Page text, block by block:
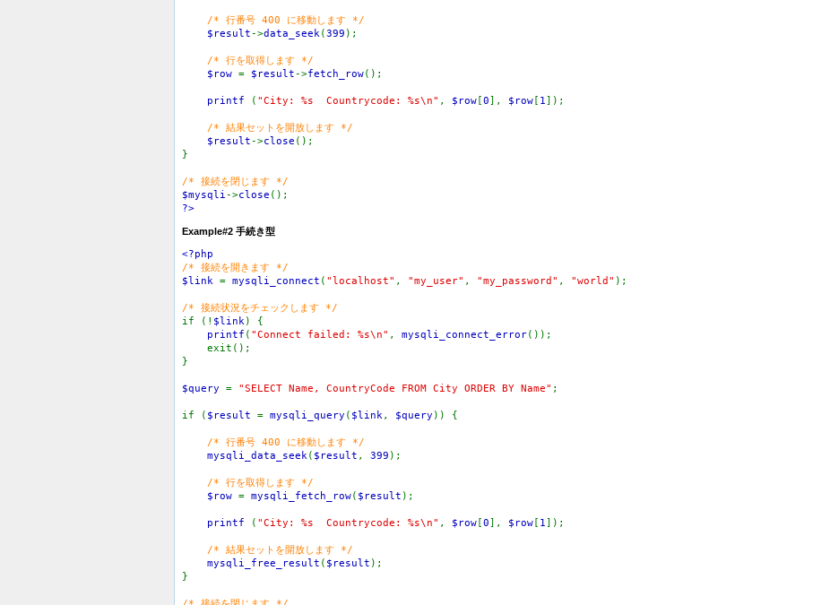
/* 行番号 400 に移動します */
$result->data_seek(399 );
/* 行を取得します */
$row = $result->fetch_row();
printf ( "City: %s Countrycode: %s\n" , $row [0], $row [ 1]);
/* 結果セットを開放します */
$result->close ();
}
/* 接続を閉じます */
$mysqli->close ();
?>
Example#2 手続き型
<?php
/* 接続を開きます */
$link = mysqli_connect ( "localhost" , "my_user" , "my_password" , "world" );
/* 接続状況をチェックします */
if (! $link) {
printf ( "Connect failed: %s\n" , mysqli_connect_error());
exit();
}
$query = "SELECT Name, CountryCode FROM City ORDER BY Name" ;
if ( $result = mysqli_query ( $link, $query )) {
/* 行番号 400 に移動します */
mysqli_data_seek( $result , 399 );
/* 行を取得します */
$row = mysqli_fetch_row( $result );
printf ( "City: %s Countrycode: %s\n" , $row [0], $row [ 1]);
/* 結果セットを開放します */
mysqli_free_result ( $result );
}